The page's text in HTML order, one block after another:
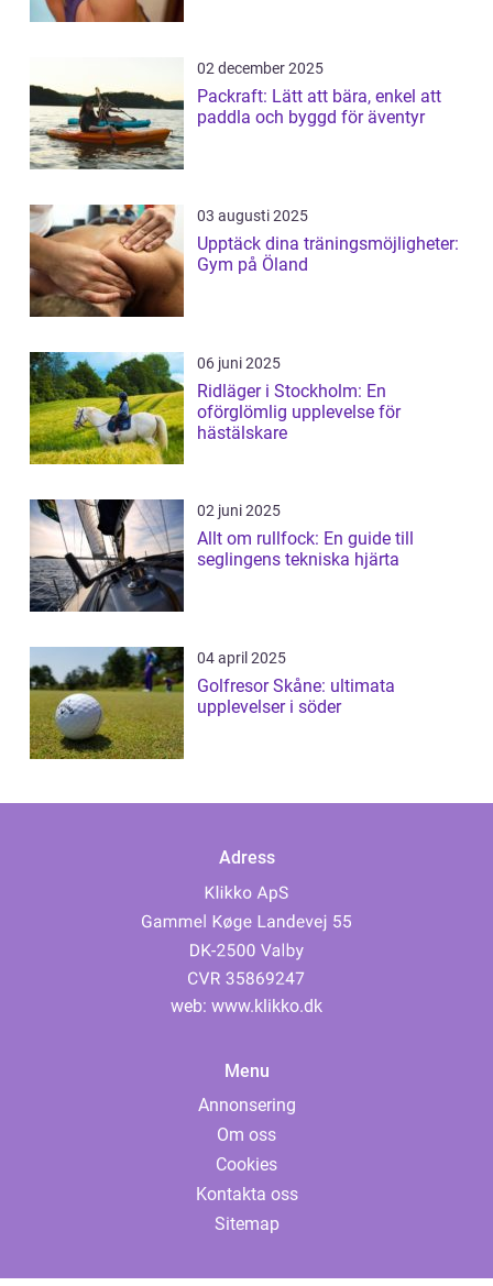
02 december 2025
Packraft: Lätt att bära, enkel att
paddla och byggd för äventyr
03 augusti 2025
Upptäck dina träningsmöjligheter:
Gym på Öland
06 juni 2025
Ridläger i Stockholm: En
oförglömlig upplevelse för
hästälskare
02 juni 2025
Allt om rullfock: En guide till
seglingens tekniska hjärta
04 april 2025
Golfresor Skåne: ultimata
upplevelser i söder
Adress
web: www.klikko.dk
Menu
Annonsering
Om oss
Cookies
Kontakta oss
Sitemap